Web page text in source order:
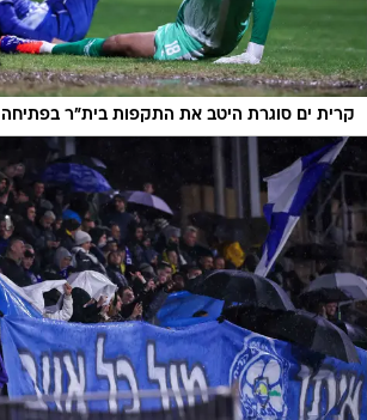
קרית ים סוגרת היטב את התקפות בית"ר בפתיחה